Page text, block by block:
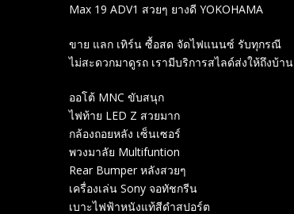
Max 19 ADV1 สวยๆ ยางดี YOKOHAMA
ขาย แลก เทิร์น ซื้อสด จัดไฟแนนซ์ รับทุกรณี
ไม่สะดวกมาดูรถ เรามีบริการสไลด์ส่งให้ถึงบ้าน
ออโต้ MNC ขับสนุก
ไฟท้าย LED Z สวยมาก
กล้องถอยหลัง เซ็นเซอร์
พวงมาลัย Multifuntion
Rear Bumper หลังสวยๆ
เครื่องเล่น Sony จอทัชกรีน
เบาะไฟฟ้าหนังแท้สีดำสปอร์ต